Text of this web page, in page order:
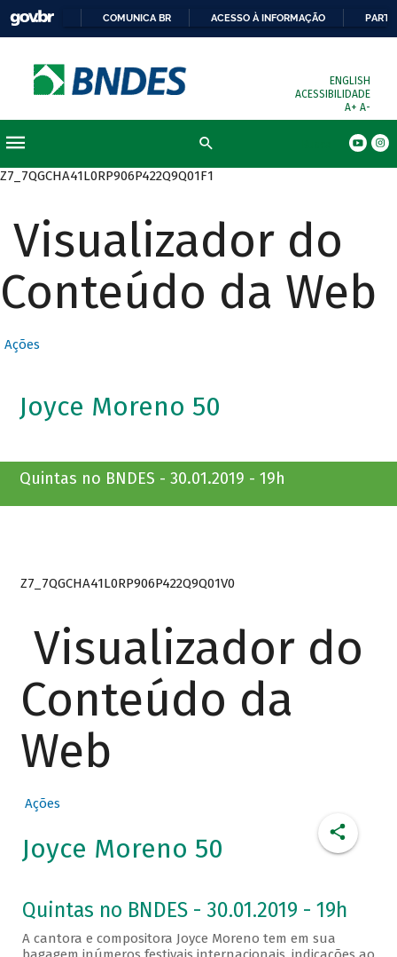
COMUNICA BR ACESSO À INFORMAÇÃO
ENGLISH
ACESSIBILIDADE
A+ A-
Z7_7QGCHA41L0RP906P422Q9Q01F1
Visualizador do
Conteúdo da Web
Ações
Joyce Moreno 50
Quintas no BNDES - 30.01.2019 - 19h
Z7_7QGCHA41L0RP906P422Q9Q01V0
Visualizador do
Conteúdo da
Web
Ações
Joyce Moreno 50
Quintas no BNDES - 30.01.2019 - 19h
A cantora e compositora Joyce Moreno tem em sua